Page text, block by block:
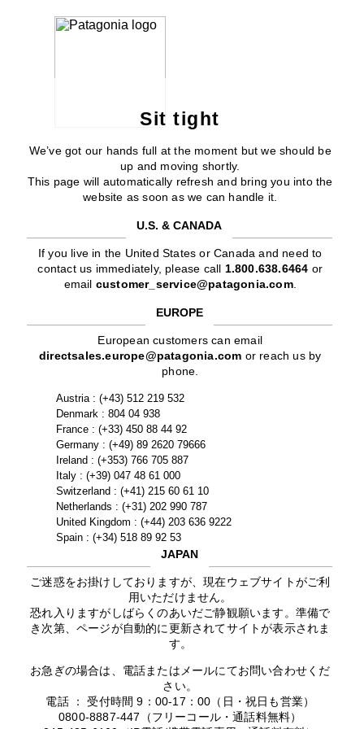
Sit tight
We’ve got our hands full at the moment but we should be
up and moving shortly.
This page will automatically refresh and bring you into the
website as soon as we can handle it.
U.S. & CANADA
If you live in the United States or Canada and need to
contact us immediately, please call 1.800.638.6464 or
email customer_service@patagonia.com.
EUROPE
European customers can email
directsales.europe@patagonia.com or reach us by
phone.
Austria : (+43) 512 219 532
Denmark : 804 04 938
France : (+33) 450 88 44 92
Germany : (+49) 89 2620 79666
Ireland : (+353) 766 705 887
Italy : (+39) 047 48 61 000
Switzerland : (+41) 215 60 61 10
Netherlands : (+31) 202 990 787
United Kingdom : (+44) 203 636 9222
Spain : (+34) 518 89 92 53
JAPAN
ご迷惑をお掛けしておりますが、現在ウェブサイトがご利
用いただけません。
恐れ入りますがしばらくのあいだご静観願います。準備で
き次第、ページが自動的に更新されてサイトが表示されま
す。
お急ぎの場合は、電話またはメールにてお問い合わせくだ
さい。
電話 ： 受付時間 9：00-17：00（日・祝日も営業）
0800-8887-447（フリーコール・通話料無料）